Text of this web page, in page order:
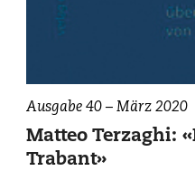
Ausgabe 40 – März 2020
Matteo Terzaghi:
Trabant»